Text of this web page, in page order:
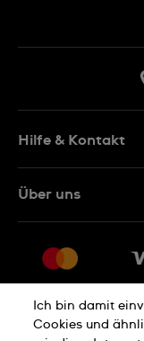
Hilfe & Kontakt
Rückgaberecht
Verkaufs- und
Vertrag
Über uns
Jobs
Ich bin damit
Cookies und